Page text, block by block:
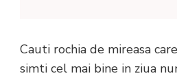
Cauti rochia de mireasa
simti cel mai bine in ziua